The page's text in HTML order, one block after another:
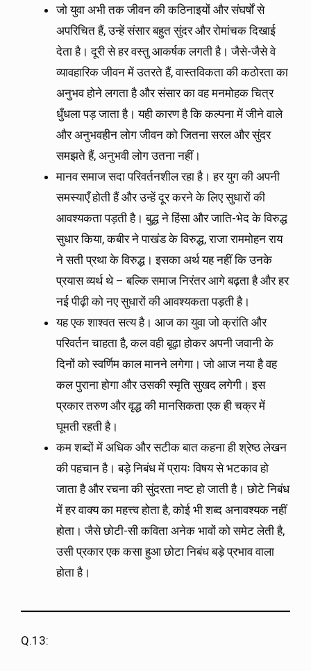
जो युवा अभी तक जीवन की कठिनाइयों और संघर्षों से
अपरिचित हैं, उन्हें संसार बहुत सुंदर और रोमांचक दिखाई
देता है। दूरी से हर वस्तु आकर्षक लगती है। जैसे-जैसे वे
व्यावहारिक जीवन में उतरते हैं, वास्तविकता की कठोरता का
अनुभव होने लगता है और संसार का वह मनमोहक चित्र
धुँधला पड़ जाता है। यही कारण है कि कल्पना में जीने वाले
और अनुभवहीन लोग जीवन को जितना सरल और सुंदर
समझते हैं, अनुभवी लोग उतना नहीं।
मानव समाज सदा परिवर्तनशील रहा है। हर युग की अपनी
समस्याएँ होती हैं और उन्हें दूर करने के लिए सुधारों की
आवश्यकता पड़ती है। बुद्ध ने हिंसा और जाति-भेद के विरुद्ध
सुधार किया, कबीर ने पाखंड के विरुद्ध, राजा राममोहन राय
ने सती प्रथा के विरुद्ध। इसका अर्थ यह नहीं कि उनके
प्रयास व्यर्थ थे – बल्कि समाज निरंतर आगे बढ़ता है और हर
नई पीढ़ी को नए सुधारों की आवश्यकता पड़ती है।
यह एक शाश्वत सत्य है। आज का युवा जो क्रांति और
परिवर्तन चाहता है, कल वही बूढ़ा होकर अपनी जवानी के
दिनों को स्वर्णिम काल मानने लगेगा। जो आज नया है वह
कल पुराना होगा और उसकी स्मृति सुखद लगेगी। इस
प्रकार तरुण और वृद्ध की मानसिकता एक ही चक्र में
घूमती रहती है।
कम शब्दों में अधिक और सटीक बात कहना ही श्रेष्ठ लेखन
की पहचान है। बड़े निबंध में प्रायः विषय से भटकाव हो
जाता है और रचना की सुंदरता नष्ट हो जाती है। छोटे निबंध
में हर वाक्य का महत्त्व होता है, कोई भी शब्द अनावश्यक नहीं
होता। जैसे छोटी-सी कविता अनेक भावों को समेट लेती है,
उसी प्रकार एक कसा हुआ छोटा निबंध बड़े प्रभाव वाला
होता है।
Q.13: